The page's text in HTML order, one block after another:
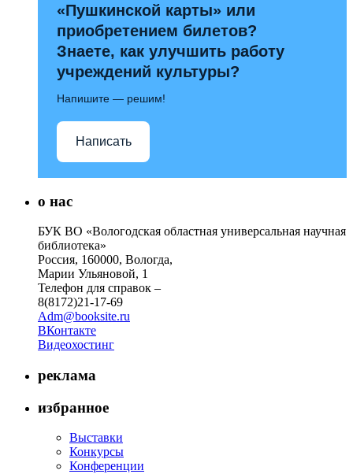
«Пушкинской карты» или
приобретением билетов?
Знаете, как улучшить работу
учреждений культуры?
Напишите — решим!
Написать
о нас
БУК ВО «Вологодская областная универсальная научная
библиотека»
Россия, 160000, Вологда,
Марии Ульяновой, 1
Телефон для справок –
8(8172)21-17-69
Adm@booksite.ru
ВКонтакте
Видеохостинг
реклама
избранное
Выставки
Конкурсы
Конференции